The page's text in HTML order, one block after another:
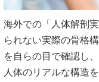
海外での「人体解剖
られない実際の骨格
を自らの目で確認し
人体のリアルな構造